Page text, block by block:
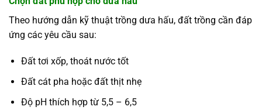
Theo hướng dẫn kỹ thuật trồng dưa hấu, đất trồng cần đáp
ứng các yêu cầu sau:
Đất tơi xốp, thoát nước tốt
Đất cát pha hoặc đất thịt nhẹ
Độ pH thích hợp từ 5,5 – 6,5